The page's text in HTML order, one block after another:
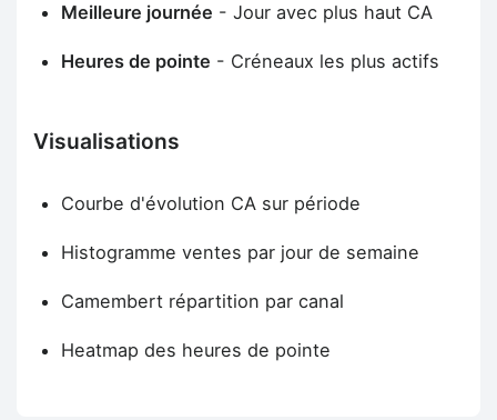
Meilleure journée - Jour avec plus haut CA
Heures de pointe - Créneaux les plus actifs
Visualisations
Courbe d'évolution CA sur période
Histogramme ventes par jour de semaine
Camembert répartition par canal
Heatmap des heures de pointe